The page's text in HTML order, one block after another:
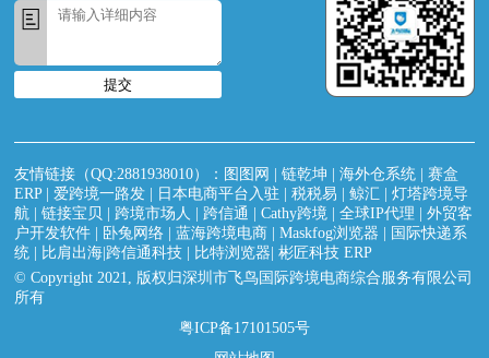
提交
友情链接（QQ:2881938010）： 图图网 |链乾坤 |海外仓系统 |赛盒
ERP|爱跨境一路发 日本电商平台入驻 |税税易 |鲸汇 |灯塔跨境导
航 |链接宝贝 |跨境市场人 |跨信通 |Cathy跨境 |全球IP代理 |外贸客
户开发软件
卧兔网络 |蓝海跨境电商 |Maskfog浏览器
国际快递系
统
比肩出海|跨信通科技 比特浏览器 |彬匠科技 ERP
© Copyright 2021, 版权归深圳市飞鸟国际跨境电商综合服务有限公司
所有
粤ICP备17101505号